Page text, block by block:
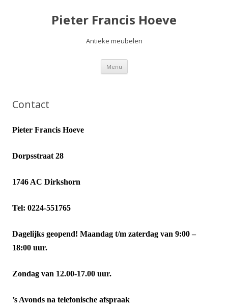
Pieter Francis Hoeve
Antieke meubelen
Menu Spring
de
Contact
Pieter Francis Hoeve
Dorpsstraat 28
1746 AC Dirkshorn
Tel: 0224-551765
Dagelijks geopend! Maandag t/m zaterdag van 9:00 –
18:00 uur.
Zondag van 12.00-17.00 uur.
’s Avonds na telefonische afspraak